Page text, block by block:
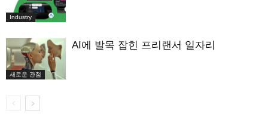
Industry
새로운 관점
AI에 발목 잡힌 프리랜서 일자리